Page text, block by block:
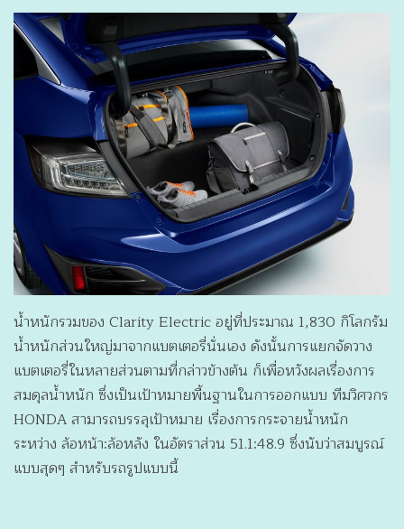
น้ำหนักรวมของ Clarity Electric อยู่ที่ประมาณ 1,830 กิโลกรัม
น้ำหนักส่วนใหญ่มาจากแบตเตอรี่นั่นเอง ดังนั้นการแยกจัดวาง
แบตเตอรี่ในหลายส่วนตามที่กล่าวข้างต้น ก็เพื่อหวังผลเรื่องการ
สมดุลน้ำหนัก ซึ่งเป็นเป้าหมายพื้นฐานในการออกแบบ ทีมวิศวกร
HONDA สามารถบรรลุเป้าหมาย เรื่องการกระจายน้ำหนัก
ระหว่าง ล้อหน้า:ล้อหลัง ในอัตราส่วน 51.1:48.9 ซึ่งนับว่าสมบูรณ์
แบบสุดๆ สำหรับรถรูปแบบนี้